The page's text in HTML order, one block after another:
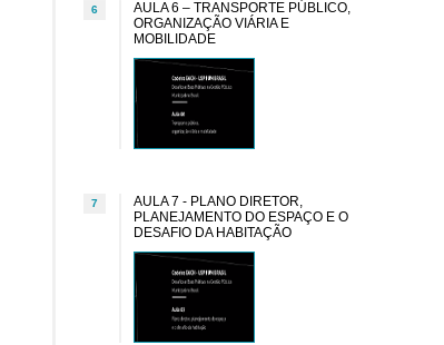
6
AULA 6 – TRANSPORTE PÚBLICO,
ORGANIZAÇÃO VIÁRIA E
MOBILIDADE
7
AULA 7 - PLANO DIRETOR,
PLANEJAMENTO DO ESPAÇO E O
DESAFIO DA HABITAÇÃO